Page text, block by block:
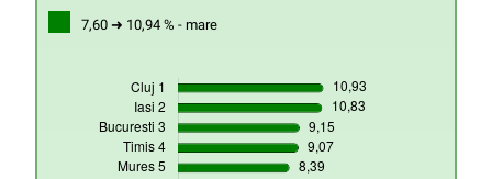
7,60 ➜ 10,94 % - mare